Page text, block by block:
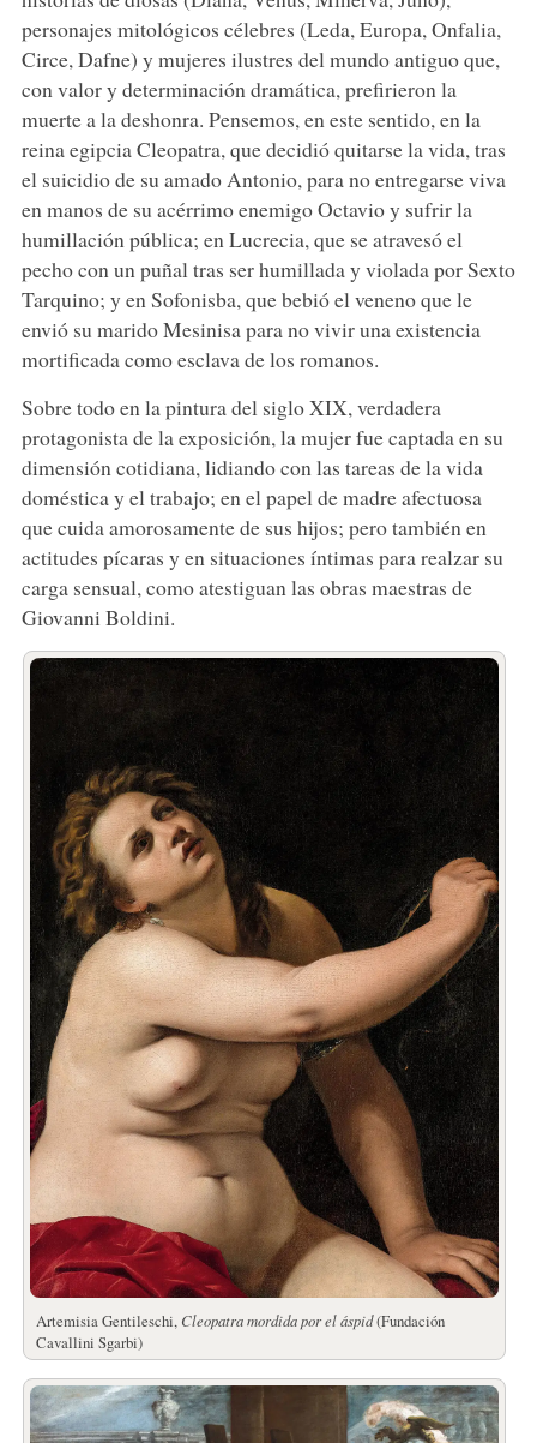
personajes mitológicos célebres (Leda, Europa, Onfalia,
Circe, Dafne) y mujeres ilustres del mundo antiguo que,
con valor y determinación dramática, prefirieron la
muerte a la deshonra. Pensemos, en este sentido, en la
reina egipcia Cleopatra, que decidió quitarse la vida, tras
el suicidio de su amado Antonio, para no entregarse viva
en manos de su acérrimo enemigo Octavio y sufrir la
humillación pública; en Lucrecia, que se atravesó el
pecho con un puñal tras ser humillada y violada por Sexto
Tarquino; y en Sofonisba, que bebió el veneno que le
envió su marido Mesinisa para no vivir una existencia
mortificada como esclava de los romanos.
Sobre todo en la pintura del siglo XIX, verdadera
protagonista de la exposición, la mujer fue captada en su
dimensión cotidiana, lidiando con las tareas de la vida
doméstica y el trabajo; en el papel de madre afectuosa
que cuida amorosamente de sus hijos; pero también en
actitudes pícaras y en situaciones íntimas para realzar su
carga sensual, como atestiguan las obras maestras de
Giovanni Boldini.
Artemisia Gentileschi, Cleopatra mordida por el áspid(Fundación
Cavallini Sgarbi)